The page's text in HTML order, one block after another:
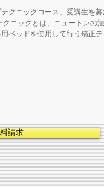
有資格者ドロップテ
クニックコース」受講生を募
請求